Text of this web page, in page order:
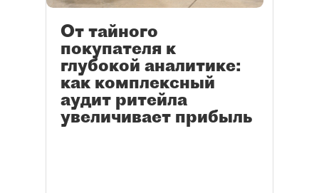
От тайного
покупателя к
глубокой аналитике:
как комплексный
аудит ритейла
увеличивает прибыль